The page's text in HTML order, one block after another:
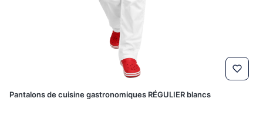
Pantalons de cuisine gastronomiques RÉGULIER blancs